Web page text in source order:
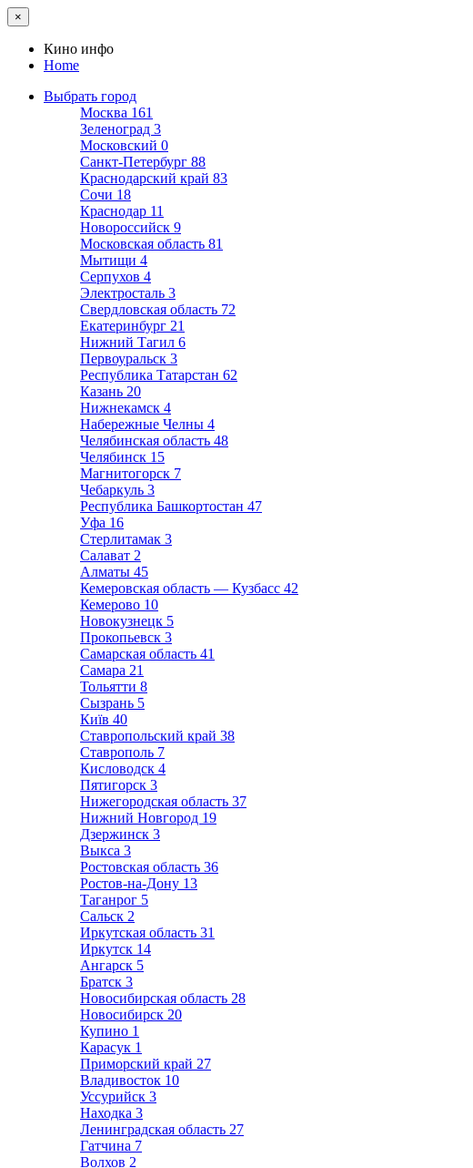
×
Кино инфо
Home
Выбрать город
Москва 161
Зеленоград 3
Московский 0
Санкт-Петербург 88
Краснодарский край 83
Сочи 18
Краснодар 11
Новороссийск 9
Московская область 81
Мытищи 4
Серпухов 4
Электросталь 3
Свердловская область 72
Екатеринбург 21
Нижний Тагил 6
Первоуральск 3
Республика Татарстан 62
Казань 20
Нижнекамск 4
Набережные Челны 4
Челябинская область 48
Челябинск 15
Магнитогорск 7
Чебаркуль 3
Республика Башкортостан 47
Уфа 16
Стерлитамак 3
Салават 2
Алматы 45
Кемеровская область — Кузбасс 42
Кемерово 10
Новокузнецк 5
Прокопьевск 3
Самарская область 41
Самара 21
Тольятти 8
Сызрань 5
Київ 40
Ставропольский край 38
Ставрополь 7
Кисловодск 4
Пятигорск 3
Нижегородская область 37
Нижний Новгород 19
Дзержинск 3
Выкса 3
Ростовская область 36
Ростов-на-Дону 13
Таганрог 5
Сальск 2
Иркутская область 31
Иркутск 14
Ангарск 5
Братск 3
Новосибирская область 28
Новосибирск 20
Купино 1
Карасук 1
Приморский край 27
Владивосток 10
Уссурийск 3
Находка 3
Ленинградская область 27
Гатчина 7
Волхов 2